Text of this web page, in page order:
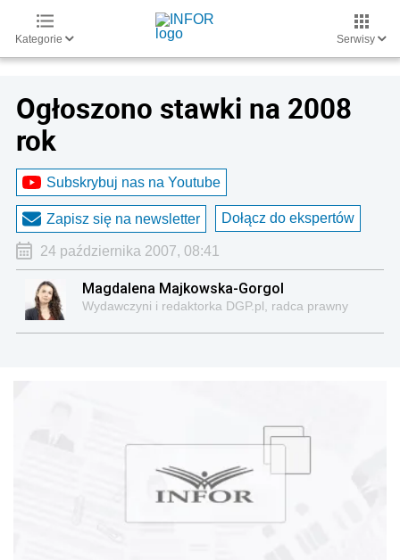
Kategorie Serwisy
Ogłoszono stawki na 2008
rok
Subskrybuj nas na Youtube
Zapisz się na newsletter Dołącz do ekspertów
24 października 2007, 08:41
Magdalena Majkowska-Gorgol
Wydawczyni i redaktorka DGP.pl, radca prawny